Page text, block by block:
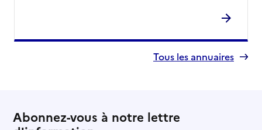
Tous les annuaires
Abonnez-vous à notre lettre